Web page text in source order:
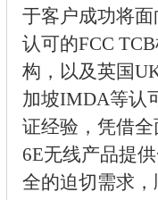
于客户成功将
认可的FCC
构，以及英国
加坡IMDA等认
证经验，凭借
6E无线产品提
全的迫切需求